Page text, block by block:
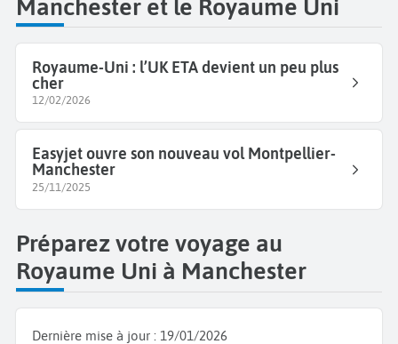
Manchester et le Royaume Uni
Royaume-Uni : l’UK ETA devient un peu plus
cher
12/02/2026
Easyjet ouvre son nouveau vol Montpellier-
Manchester
25/11/2025
Préparez votre voyage au
Royaume Uni à Manchester
Dernière mise à jour : 19/01/2026